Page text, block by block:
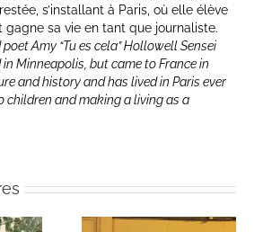
s’installant à Paris, où elle élève
gagne sa vie en tant que journaliste.
Amy “Tu es cela” Hollowell Sensei
Minneapolis, but came to France in
and history and has lived in Paris ever
children and making a living as a